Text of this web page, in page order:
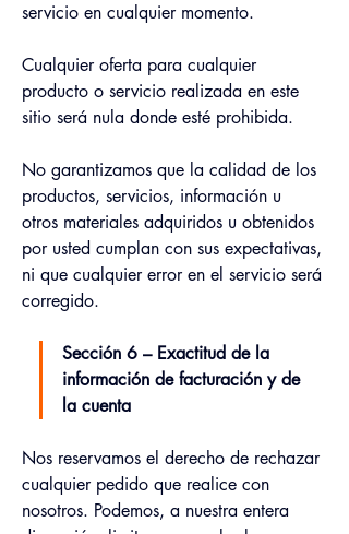
servicio en cualquier momento.
Cualquier oferta para cualquier
producto o servicio realizada en este
sitio será nula donde esté prohibida.
No garantizamos que la calidad de los
productos, servicios, información u
otros materiales adquiridos u obtenidos
por usted cumplan con sus expectativas,
ni que cualquier error en el servicio será
corregido.
Sección 6 – Exactitud de la
información de facturación y de
la cuenta
Nos reservamos el derecho de rechazar
cualquier pedido que realice con
nosotros. Podemos, a nuestra entera